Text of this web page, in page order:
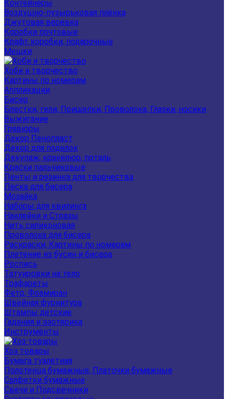
Контейнеры
Воздушно-пузырьковая плёнка
Джутовая веревка
Коробки почтовые
Крафт коробки, подарочные
Мешки
Хоби и творчество
Картины по номерам
Аппликации
Бисер
Блестки, гели, Прищепки, Проволока, Глазки, носики
Выжигание
Гравюры
Декор Пенопласт
Декор для поделок
Декупаж, кракелюр, поталь
Краски пальчиковые
Ленты и резинка для творчества
Леска для бисера
Мозайка
Наборы для квилинга
Наклейки и Стразы
Нить силиконовая
Проволока для бисера
Раскраски, Картины по номерам
Плетение из бусин и бисера
Роспись
Татуировки на тело
Трафареты
Фетр, Фоамиран
Швейная фурнитура
Штампы детские
Гадания и эзотерика
Инструменты
Хоз товары
Бумага туалетная
Полотенца бумажные, Платочки бумажные
Салфетки бумажные
Свечи и Подсвечники